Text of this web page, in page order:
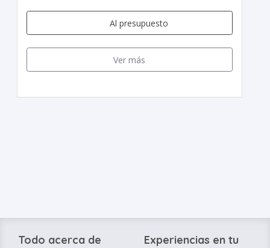
Al presupuesto
Ver más
Todo acerca de
Experiencias en tu